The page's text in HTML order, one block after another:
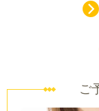
ご